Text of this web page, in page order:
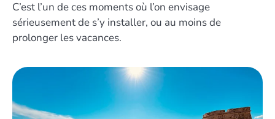
C’est l’un de ces moments où l’on envisage
sérieusement de s’y installer, ou au moins de
prolonger les vacances.